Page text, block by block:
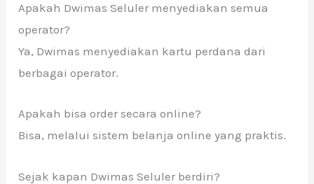
Apakah Dwimas Seluler menyediakan semua
operator?
Ya, Dwimas menyediakan kartu perdana dari
berbagai operator.
Apakah bisa order secara online?
Bisa, melalui sistem belanja online yang praktis.
Sejak kapan Dwimas Seluler berdiri?